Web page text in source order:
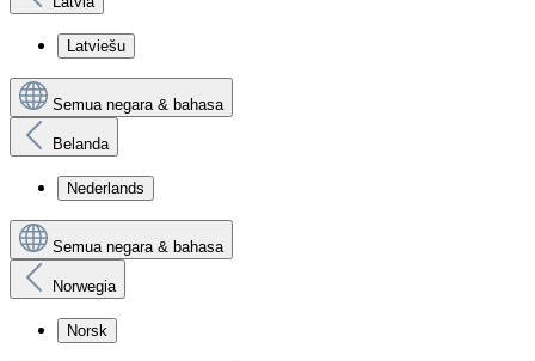
Latviešu
Semua negara & bahasa
Belanda
Nederlands
Semua negara & bahasa
Norwegia
Norsk